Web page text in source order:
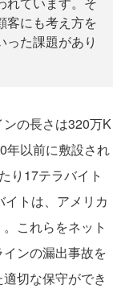
客にも考え方を
た課題があり
の長さは320万K
年以前に敷設され
り17テラバイト
トは、アメリカ
これらをネット
ンの漏出事故を
切な保守ができ